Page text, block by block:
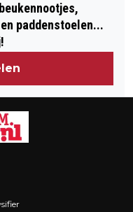
paddenstoelen...